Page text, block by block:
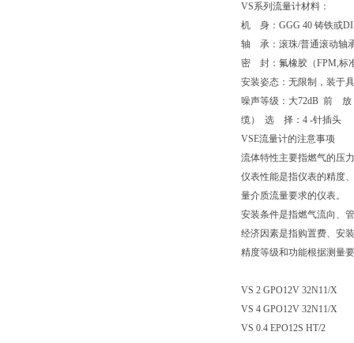
VS系列流量计材料：
机 身：GGG 40 铸铁或
轴 承：滚珠/普通滚动轴
密 封：氟橡胶（FPM,标
安装姿态：无限制，装于
噪声等级：大72dB 前 放
缆） 选 择：4 -针插头
VSE流量计的注意事项
流体特性主要指燃气的压
仪表性能是指仪表的精度
量介质流量要求的仪表。
安装条件是指燃气流向、
经济因素是指购置费、安
精度等级和功能根据测量
VS 2 GPO12V 32N11/X
VS 4 GPO12V 32N11/X
VS 0.4 EPO12S HT/2